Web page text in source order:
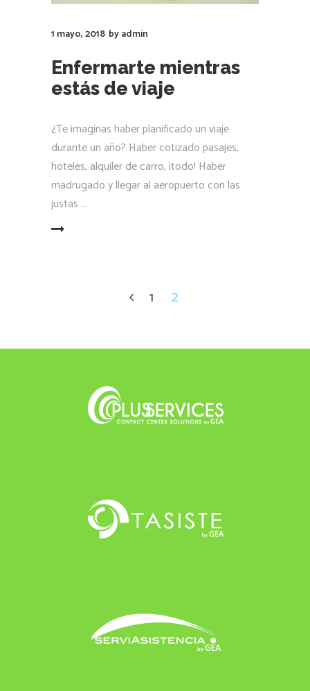
1 mayo, 2018 byadmin
Enfermarte mientras
estás de viaje
¿Te imaginas haber planificado un viaje
durante un año? Haber cotizado pasajes,
hoteles, alquiler de carro, ¡todo! Haber
madrugado y llegar al aeropuerto con las
justas
1 2